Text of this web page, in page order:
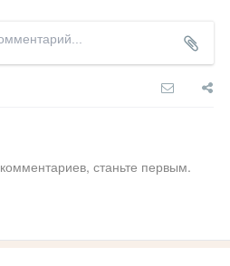
станьте первым.